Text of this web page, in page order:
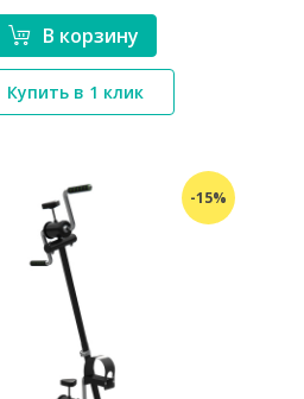
*}
В корзину
Купить в 1 клик
-15%